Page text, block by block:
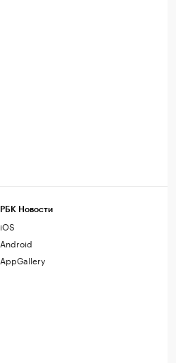
РБК Новости
iOS
Android
AppGallery